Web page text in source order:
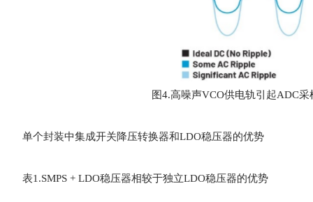
图4.高噪声VCO供电轨引起ADC
单个封装中集成开关降压转换器和LDO稳压器的优势
表1.SMPS + LDO稳压器相较于独立LDO稳压器的优势